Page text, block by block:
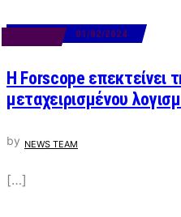
01/02/2024
Η Forscope επεκτείνει
μεταχειρισμένου
by NEWS TEAM
[…]